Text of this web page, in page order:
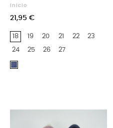
Inicio
21,95 €
18 19 20 21 22 23
24 25 26 27
Tejano